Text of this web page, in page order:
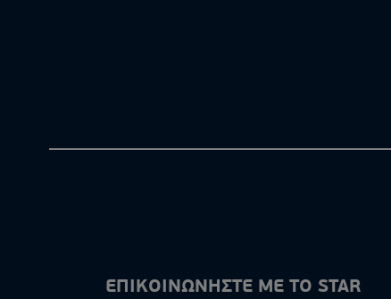
ΕΠΙΚΟΙΝΩΝΗΣΤΕ ΜΕ ΤΟ STAR